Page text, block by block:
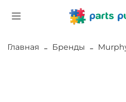
Главная Бренды